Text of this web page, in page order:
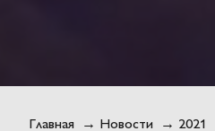
Главная → Новости → 2021